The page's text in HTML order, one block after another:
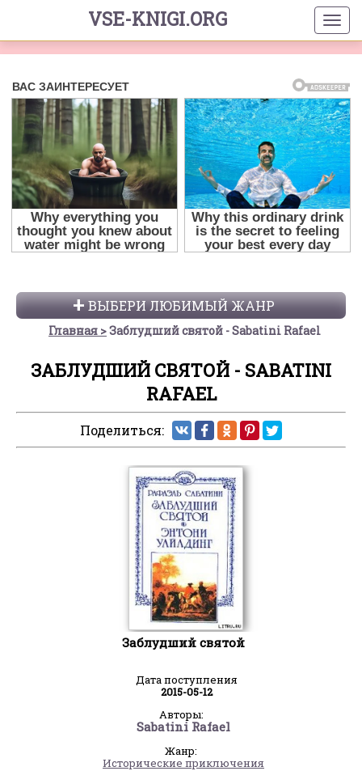
VSE-KNIGI.ORG
ВЫБЕРИ ЛЮБИМЫЙ ЖАНР
Главная Заблудший святой - Sabatini Rafael
ЗАБЛУДШИЙ СВЯТОЙ - SABATINI
RAFAEL
Поделиться:
Заблудший святой
Дата поступления
2015-05-12
Авторы:
Sabatini Rafael
Жанр:
Исторические приключения